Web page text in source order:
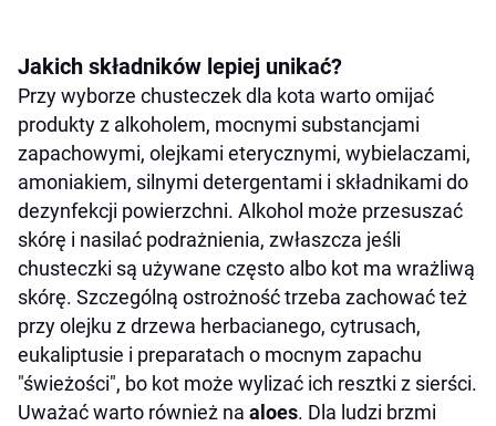
Jakich składników lepiej unikać?
Przy wyborze chusteczek dla kota warto omijać
produkty z alkoholem, mocnymi substancjami
zapachowymi, olejkami eterycznymi, wybielaczami,
amoniakiem, silnymi detergentami i składnikami do
dezynfekcji powierzchni. Alkohol może przesuszać
skórę i nasilać podrażnienia, zwłaszcza jeśli
chusteczki są używane często albo kot ma wrażliwą
skórę. Szczególną ostrożność trzeba zachować też
przy olejku z drzewa herbacianego, cytrusach,
eukaliptusie i preparatach o mocnym zapachu
"świeżości", bo kot może wylizać ich resztki z sierści.
Uważać warto również na aloes. Dla ludzi brzmi